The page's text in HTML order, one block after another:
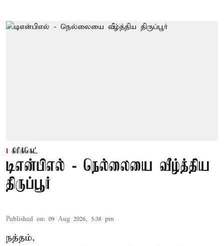
கிரிக்கெட்
டிஎன்பிஎல் - நெல்லையை வீழ்த்திய
திருப்பூர்
Published on: 09 Aug 2026, 5:38 pm
நத்தம்,